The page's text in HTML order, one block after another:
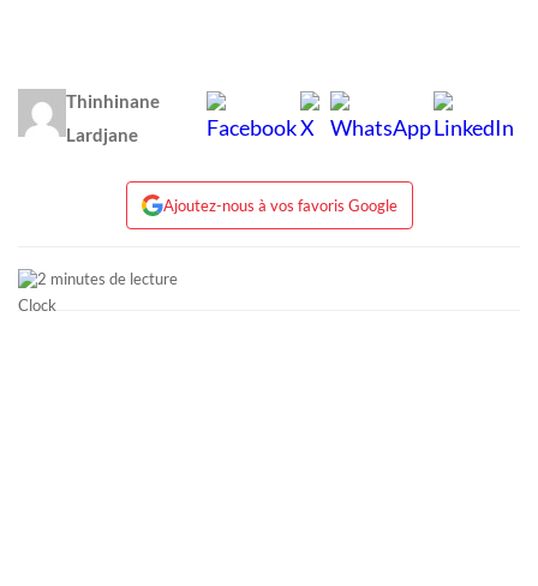
Thinhinane
Lardjane
Ajoutez-nous à vos favoris Google
2 minutes de lecture